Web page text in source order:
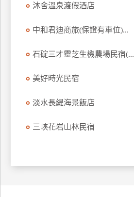
飯
沐舍溫泉渡假酒店
中和君迪商旅(保證有車位)...
石碇三才靈芝生機農場民宿(...
美好時光民宿
淡水長緹海景飯店
三峽花岩山林民宿